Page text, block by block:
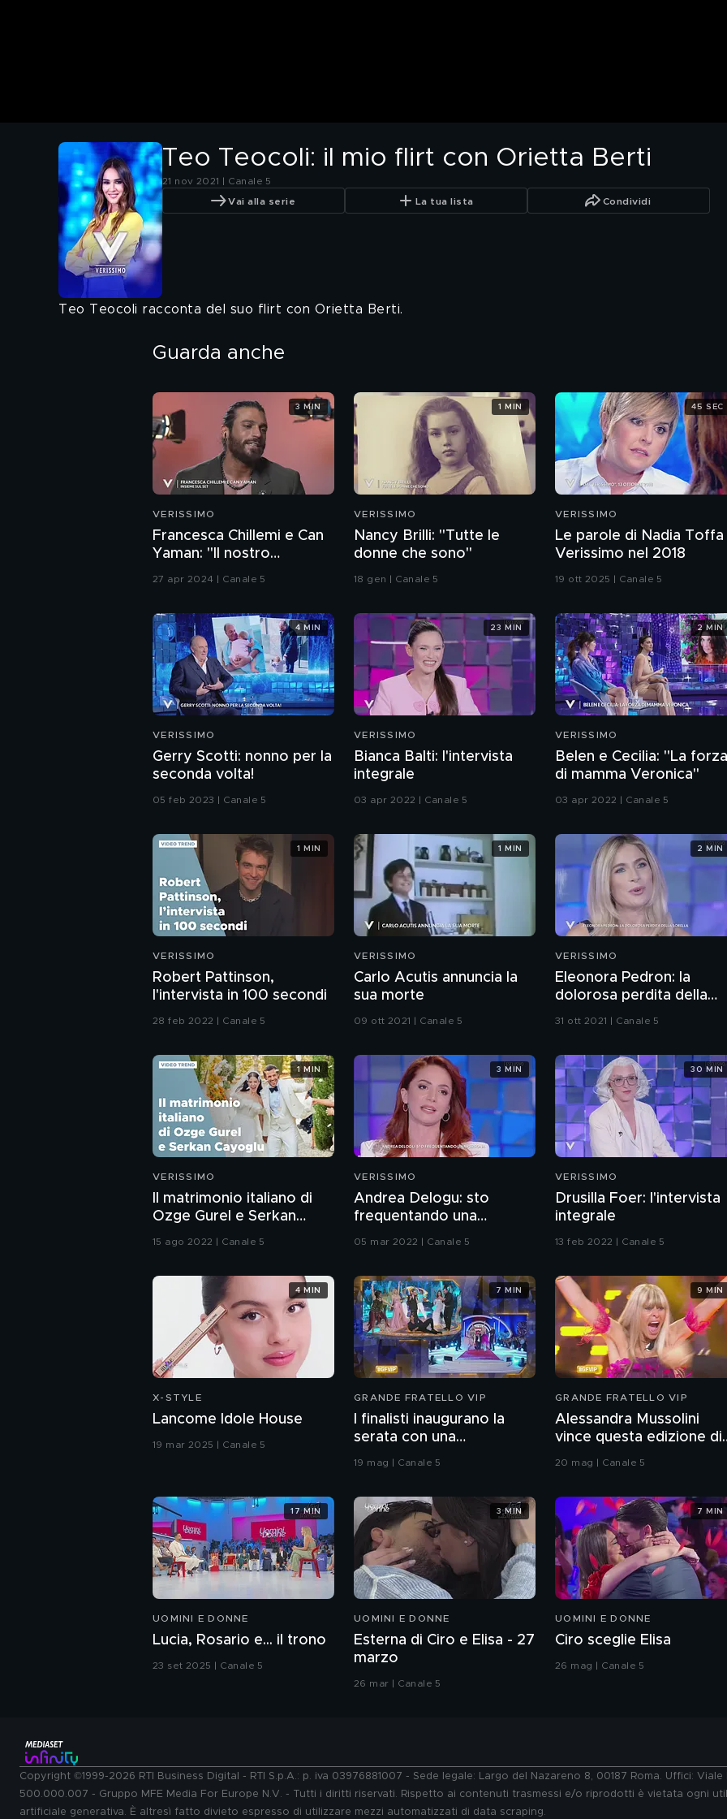
Teo Teocoli: il mio flirt con Orietta Berti
21 nov 2021 | Canale 5
Vai alla serie La tua lista Condividi
Teo Teocoli racconta del suo flirt con Orietta Berti.
Guarda anche
VERISSIMO
Francesca Chillemi e Can
Yaman: "Il nostro
rapporto sul set"
27 apr 2024 | Canale 5
3 MIN
VERISSIMO
Nancy Brilli: "Tutte le
donne che sono"
18 gen | Canale 5
1 MIN
VERISSIMO
Le parole di Nadia Toffa
Verissimo nel 2018
19 ott 2025 | Canale 5
45 SEC
VERISSIMO
Gerry Scotti: nonno per la
seconda volta!
05 feb 2023 | Canale 5
4 MIN
VERISSIMO
Bianca Balti: l'intervista
integrale
03 apr 2022 | Canale 5
23 MIN
VERISSIMO
Belen e Cecilia: "La forza
di mamma Veronica"
03 apr 2022 | Canale 5
2 MIN
VERISSIMO
Robert Pattinson,
l'intervista in 100 secondi
28 feb 2022 | Canale 5
1 MIN
VERISSIMO
Carlo Acutis annuncia la
sua morte
09 ott 2021 | Canale 5
1 MIN
VERISSIMO
Eleonora Pedron: la
dolorosa perdita della
31 ott 2021 | Canale 5
2 MIN
VERISSIMO
Il matrimonio italiano di
Ozge Gurel e Serkan
15 ago 2022 | Canale 5
1 MIN
VERISSIMO
Andrea Delogu: sto
frequentando una
05 mar 2022 | Canale 5
3 MIN
VERISSIMO
Drusilla Foer: l'intervista
integrale
13 feb 2022 | Canale 5
30 MIN
X-STYLE
Lancome Idole House
19 mar 2025 | Canale 5
4 MIN
GRANDE FRATELLO VIP
I finalisti inaugurano la
serata con una
coreografia
19 mag | Canale 5
7 MIN
GRANDE FRATELLO VIP
Alessandra Mussolini
vince questa edizione di
Grande Fratello VIP
20 mag | Canale 5
9 MIN
UOMINI E DONNE
Lucia, Rosario e... il trono
23 set 2025 | Canale 5
17 MIN
UOMINI E DONNE
Esterna di Ciro e Elisa - 27
marzo
26 mar | Canale 5
3 MIN
UOMINI E DONNE
Ciro sceglie Elisa
26 mag | Canale 5
7 MIN
Copyright ©1999-2026 RTI Business Digital - RTI S.p.A.: p. iva 03976881007 - Sede legale: Largo del Nazareno 8, 00187 Roma. Uffici:
500.000.007 - Gruppo MFE Media For Europe N.V. - Tutti i diritti riservati. Rispetto ai contenuti trasmessi e/o riprodotti è vietata ogni
artificiale generativa. È altresì fatto divieto espresso di utilizzare mezzi automatizzati di data scraping.